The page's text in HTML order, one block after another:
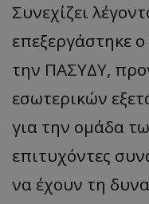
Συνεχίζει
επεξεργάστηκε
την ΠΑΣΥΔΥ,
εσωτερικών
για την ομάδα
επιτυχόντες
να έχουν τη